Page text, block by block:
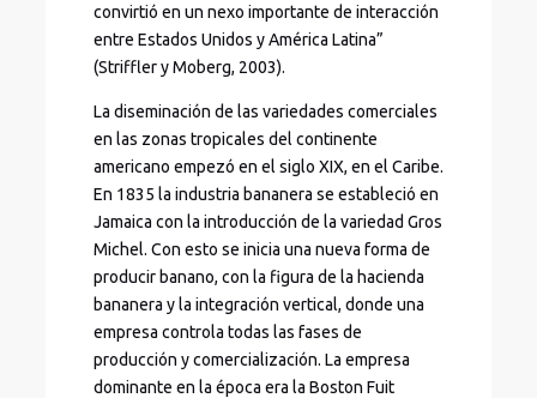
convirtió en un nexo importante de interacción
entre Estados Unidos y América Latina”
(Striffler y Moberg, 2003).
La diseminación de las variedades comerciales
en las zonas tropicales del continente
americano empezó en el siglo XIX, en el Caribe.
En 1835 la industria bananera se estableció en
Jamaica con la introducción de la variedad Gros
Michel. Con esto se inicia una nueva forma de
producir banano, con la figura de la hacienda
bananera y la integración vertical, donde una
empresa controla todas las fases de
producción y comercialización. La empresa
dominante en la época era la Boston Fuit